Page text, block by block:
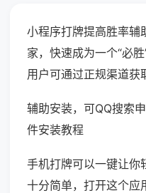
小程序打牌提高胜率辅
家，快速成为一个“必
用户可通过正规渠道获
辅助安装，可QQ搜索
件安装教程
手机打牌可以一键让你
十分简单，打开这个应